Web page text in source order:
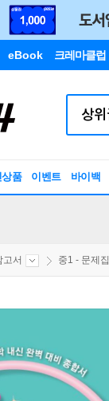
eBook 크레마클럽
상품 이벤트 바이백
고서 중1 - 문제집